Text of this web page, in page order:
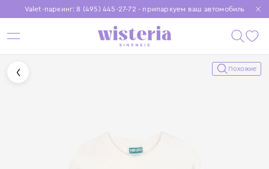
Valet-паркинг: 8 (495) 445-27-72 - припаркуем ваш автомобиль
Бесплатная доставка при заказе от 15 000 ₽
Установите приложение, чтобы покупки были еще удобнее
Похожие